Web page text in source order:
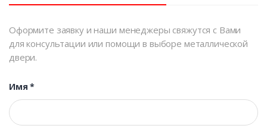
Оформите заявку и наши менеджеры свяжутся с Вами
для консультации или помощи в выборе металлической
двери.
Имя*